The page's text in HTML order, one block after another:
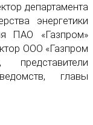
департамента
энергетики
ПАО «Газпром»
ООО «Газпром
главы